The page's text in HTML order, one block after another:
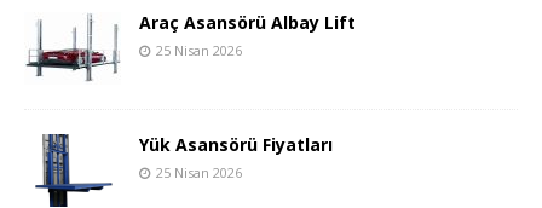
Araç Asansörü Albay Lift
25 Nisan 2026
Yük Asansörü Fiyatları
25 Nisan 2026